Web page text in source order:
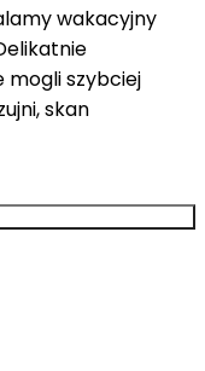
wakacyjny
mogli szybciej
skan